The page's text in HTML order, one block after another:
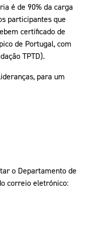
é de 90% da carga
participantes que
certificado de
de Portugal, com
TPTD).
para um
o Departamento de
correio eletrónico: